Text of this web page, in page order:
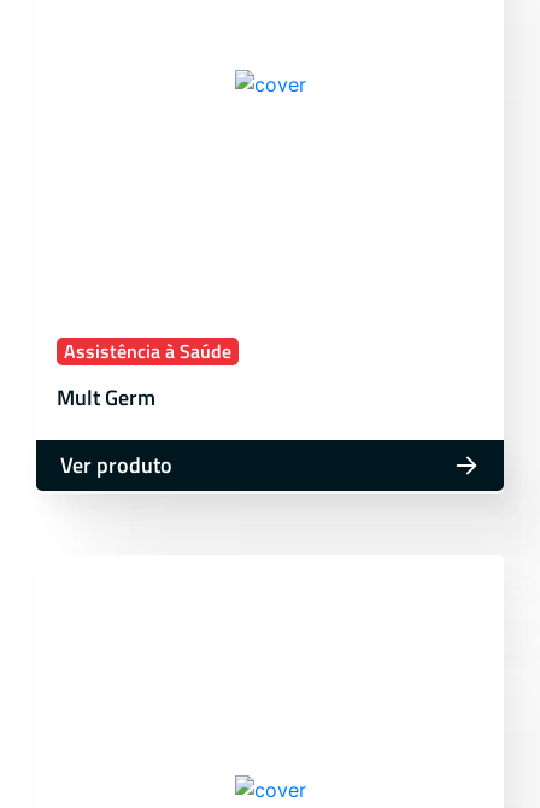
Assistência à Saúde
Mult Germ
Ver produto